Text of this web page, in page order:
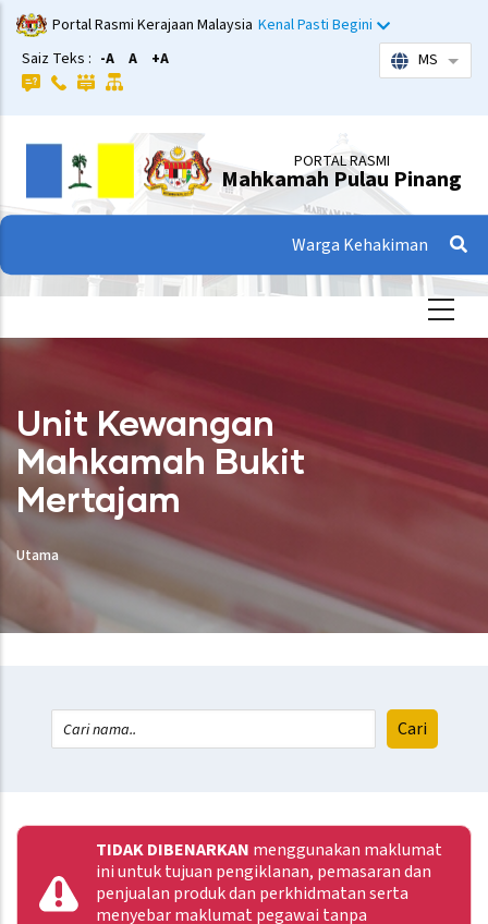
Langkau
ke
kandungan
utama
Portal Rasmi Kerajaan Malaysia Kenal Pasti Begini
Saiz Teks : -A A +A MS
PORTAL RASMI
Mahkamah Pulau Pinang
Warga Kehakiman
Unit Kewangan
Mahkamah Bukit
Mertajam
Utama
TIDAK DIBENARKAN menggunakan maklumat
ini untuk tujuan pengiklanan, pemasaran dan
penjualan produk dan perkhidmatan serta
menyebar maklumat pegawai tanpa